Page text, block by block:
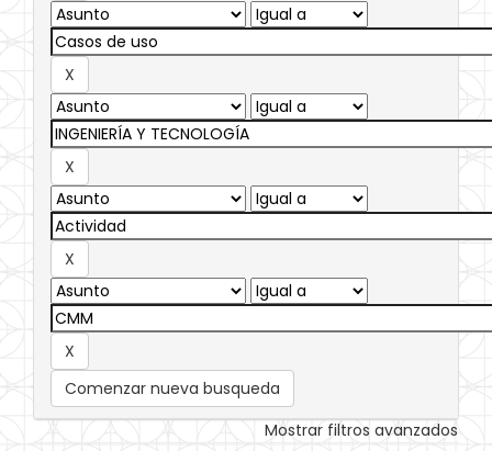
Comenzar nueva busqueda
Mostrar filtros avanzados